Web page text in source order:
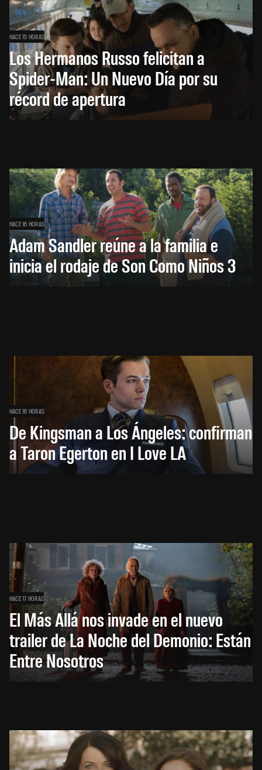
HACE 15 HORAS
Los Hermanos Russo felicitan a
Spider-Man: Un Nuevo Día por su
récord de apertura
HACE 16 HORAS
Adam Sandler reúne a la familia e
inicia el rodaje de Son Como Niños 3
HACE 16 HORAS
De Kingsman a Los Ángeles: confirman
a Taron Egerton en I Love LA
HACE 17 HORAS
El Más Allá nos invade en el nuevo
trailer de La Noche del Demonio: Están
Entre Nosotros